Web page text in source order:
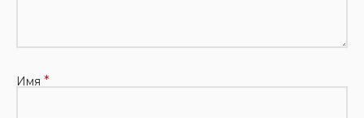
Имя *